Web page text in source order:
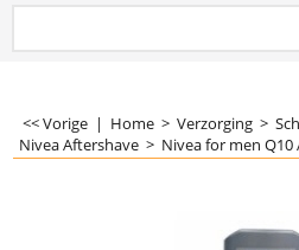
<< Vorige | Home > Verzorging >
Nivea Aftershave > Nivea for men